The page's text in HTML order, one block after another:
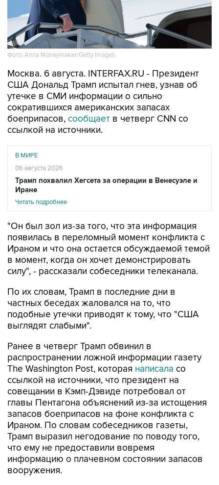
Фото: Anna Moneymaker/Getty Images
Москва. 6 августа. INTERFAX.RU - Президент
США Дональд Трамп испытал гнев, узнав об
утечке в СМИ информации о сильно
сократившихся американских запасах
боеприпасов, сообщает в четверг CNN со
ссылкой на источники.
В МИРЕ
06 августа 2026
Трамп похвалил Хегсета за операции в Венесуэле и
Иране
Читать подробнее
"Он был зол из-за того, что эта информация
появилась в переломный момент конфликта с
Ираном и что она остается обсуждаемой темой
в момент, когда он хочет демонстрировать
силу", - рассказали собеседники телеканала.
По их словам, Трамп в последние дни в
частных беседах жаловался на то, что
подобные утечки приводят к тому, что "США
выглядят слабыми".
Ранее в четверг Трамп обвинил в
распространении ложной информации газету
The Washington Post, которая написала со
ссылкой на источники, что президент на
совещании в Кэмп-Дэвиде потребовал от
главы Пентагона объяснений из-за истощения
запасов боеприпасов на фоне конфликта с
Ираном. По словам собеседников газеты,
Трамп выразил негодование по поводу того,
что ему не предоставили вовремя
информацию о плачевном состоянии запасов
вооружения.